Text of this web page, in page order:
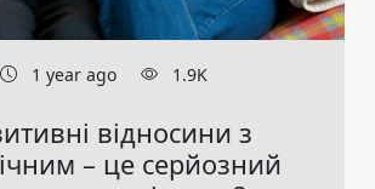
1 year ago 1.9K
відносини з
– це серйозний